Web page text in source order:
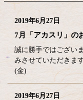
2019年6月27日
7月「アカスリ」の
誠に勝手ではござい
みさせていただきま
(金)
2019年6月27日